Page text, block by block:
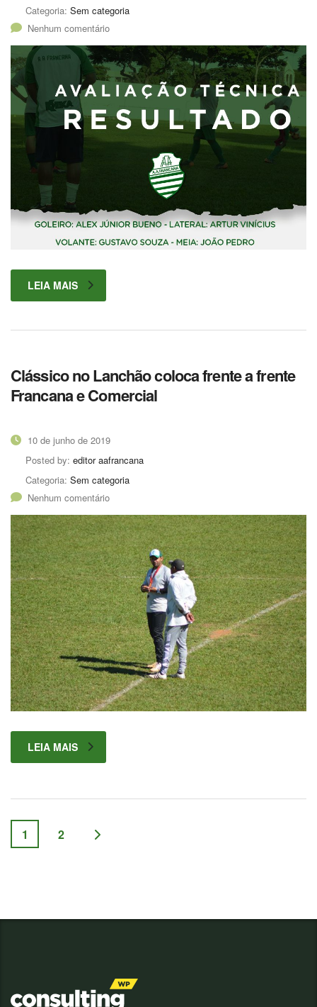
Categoria: Sem categoria
Nenhum comentário
LEIA MAIS
Clássico no Lanchão coloca frente a frente
Francana e Comercial
10 de junho de 2019
Posted by: editor aafrancana
Categoria: Sem categoria
Nenhum comentário
LEIA MAIS
1 2